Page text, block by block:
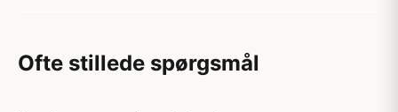
Ofte stillede spørgsmål